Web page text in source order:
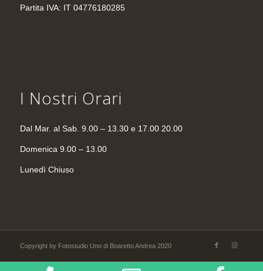
Partita IVA: IT 04776180285
I Nostri Orari
Dal Mar. al Sab. 9.00 – 13.30 e 17.00 20.00
Domenica 9.00 – 13.00
Lunedì Chiuso
Copyright by Fotostudio Uno di Boaretto Andrea 2020